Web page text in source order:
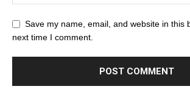
Save my name, email, and website in this
next time I comment.